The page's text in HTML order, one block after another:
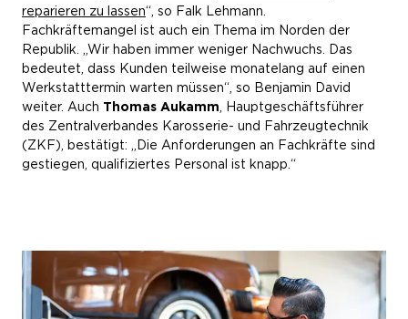
reparieren zu lassen“, so Falk Lehmann.
Fachkräftemangel ist auch ein Thema im Norden der
Republik. „Wir haben immer weniger Nachwuchs. Das
bedeutet, dass Kunden teilweise monatelang auf einen
Werkstatttermin warten müssen“, so Benjamin David
weiter. Auch Thomas Aukamm , Hauptgeschäftsführer
des Zentralverbandes Karosserie- und Fahrzeugtechnik
(ZKF), bestätigt: „Die Anforderungen an Fachkräfte sind
gestiegen, qualifiziertes Personal ist knapp.“